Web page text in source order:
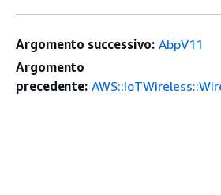
Argomento successivo: AbpV11
Argomento
precedente: